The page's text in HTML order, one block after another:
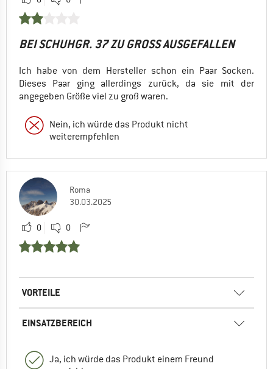
BEI SCHUHGR. 37 ZU GROSS AUSGEFALLEN
Ich habe von dem Hersteller schon ein Paar Socken.
Dieses Paar ging allerdings zurück, da sie mit der
angegeben Größe viel zu groß waren.
Nein, ich würde das Produkt nicht
weiterempfehlen
Roma
30.03.2025
0 0
VORTEILE
EINSATZBEREICH
Ja, ich würde das Produkt einem Freund